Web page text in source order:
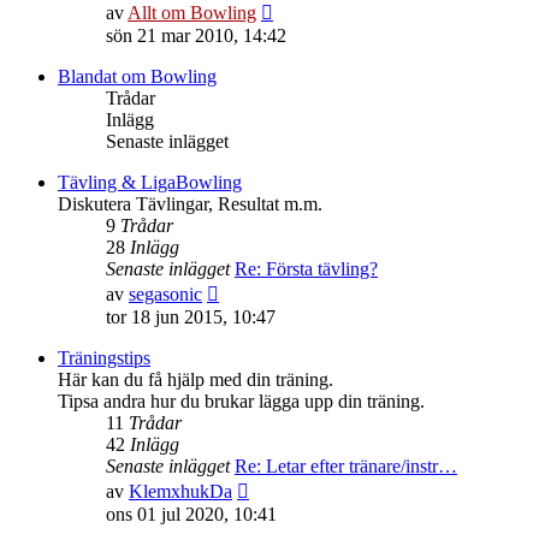
avAllt om Bowling
till
sön 21 mar 2010, 14:42
Blandat om Bowling
Trådar
Inlägg
Senaste inlägget
Tävling & LigaBowling
Diskutera Tävlingar, Resultat m.m.
9 Trådar
28 Inlägg
Senaste inlägget Re: Första tävling?
av segasonic
till
inlägget
tor 18 jun 2015, 10:47
Träningstips
Här kan du få hjälp med din träning.
Tipsa andra hur du brukar lägga upp din träning.
11 Trådar
42 Inlägg
Senaste inlägget Re: Letar efter tränare/instr…
av KlemxhukDa
till
ons 01 jul 2020, 10:41